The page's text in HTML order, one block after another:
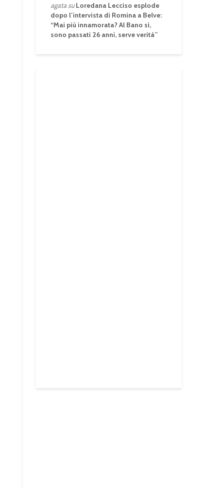
agatasuLoredana Lecciso esplode
dopo l’intervista di Romina a Belve:
“Mai più innamorata? Al Bano sì,
sono passati 26 anni, serve verità”